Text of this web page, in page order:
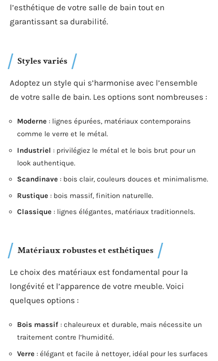
l’esthétique de votre salle de bain tout en
garantissant sa durabilité.
Styles variés
Adoptez un style qui s’harmonise avec l’ensemble
de votre salle de bain. Les options sont nombreuses :
Moderne : lignes épurées, matériaux contemporains
comme le verre et le métal.
Industriel : privilégiez le métal et le bois brut pour un
look authentique.
Scandinave : bois clair, couleurs douces et minimalisme.
Rustique : bois massif, finition naturelle.
Classique : lignes élégantes, matériaux traditionnels.
Matériaux robustes et esthétiques
Le choix des matériaux est fondamental pour la
longévité et l’apparence de votre meuble. Voici
quelques options :
Bois massif : chaleureux et durable, mais nécessite un
traitement contre l’humidité.
Verre : élégant et facile à nettoyer, idéal pour les surfaces